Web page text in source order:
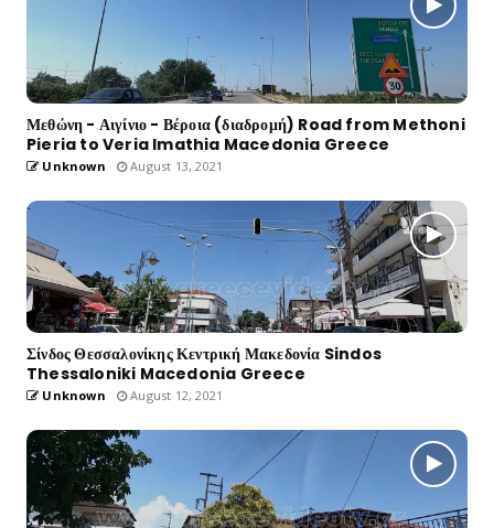
Μεθώνη - Αιγίνιο - Βέροια (διαδρομή) Road from Methoni
Pieria to Veria Imathia Macedonia Greece
Unknown August 13, 2021
Σίνδος Θεσσαλονίκης Κεντρική Μακεδονία Sindos
Thessaloniki Macedonia Greece
Unknown August 12, 2021